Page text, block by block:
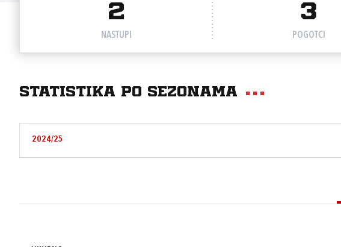
2
NASTUPI
3
POGOTCI
Statistika po sezonama
2024/25